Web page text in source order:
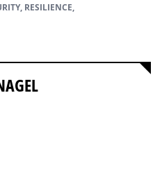
RESILIENCE,